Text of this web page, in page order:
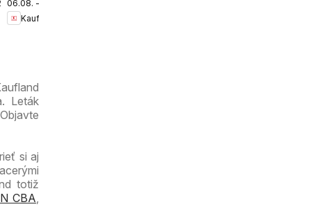
Bratislava-
Petržalka-
06.08. - 12.08.2026
Kaufland
Leták
si aj
totiž
CBA,